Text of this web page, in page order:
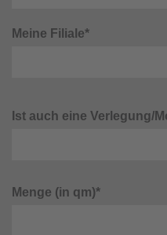
Meine Filiale*
Ist auch eine Verlegung/
Menge (in qm)*